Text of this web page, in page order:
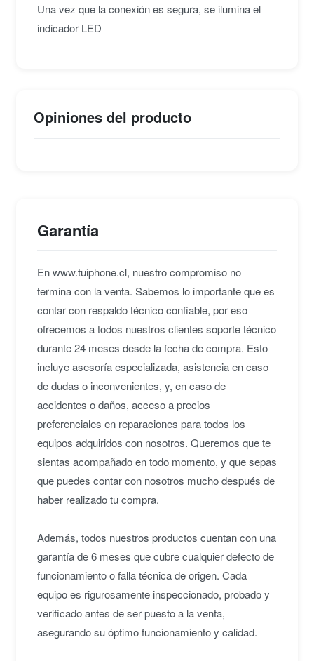
Una vez que la conexión es segura, se ilumina el
indicador LED
Opiniones del producto
Garantía
En www.tuiphone.cl, nuestro compromiso no
termina con la venta. Sabemos lo importante que es
contar con respaldo técnico confiable, por eso
ofrecemos a todos nuestros clientes soporte técnico
durante 24 meses desde la fecha de compra. Esto
incluye asesoría especializada, asistencia en caso
de dudas o inconvenientes, y, en caso de
accidentes o daños, acceso a precios
preferenciales en reparaciones para todos los
equipos adquiridos con nosotros. Queremos que te
sientas acompañado en todo momento, y que sepas
que puedes contar con nosotros mucho después de
haber realizado tu compra.
Además, todos nuestros productos cuentan con una
garantía de 6 meses que cubre cualquier defecto de
funcionamiento o falla técnica de origen. Cada
equipo es rigurosamente inspeccionado, probado y
verificado antes de ser puesto a la venta,
asegurando su óptimo funcionamiento y calidad.